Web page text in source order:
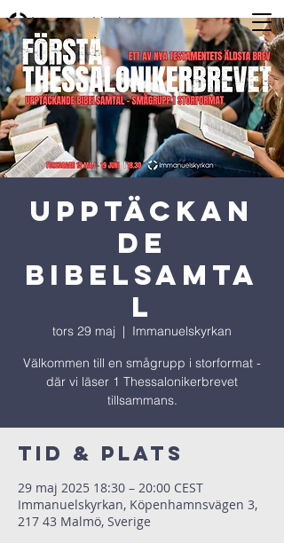
UPPTÄCKAN
DE
BIBELSAMTA
L
tors 29 maj
  |
Immanuelskyrkan
Välkommen till en smågrupp i storformat -
där vi läser 1 Thessalonikerbrevet
tillsammans.
Tid & Plats
29 maj 2025 18:30 – 20:00 CEST
Immanuelskyrkan, Köpenhamnsvägen 3,
217 43 Malmö, Sverige